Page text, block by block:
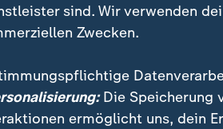
sind. Wir verwenden
Zwecken.
Die Speicherung
ermöglicht uns, dein